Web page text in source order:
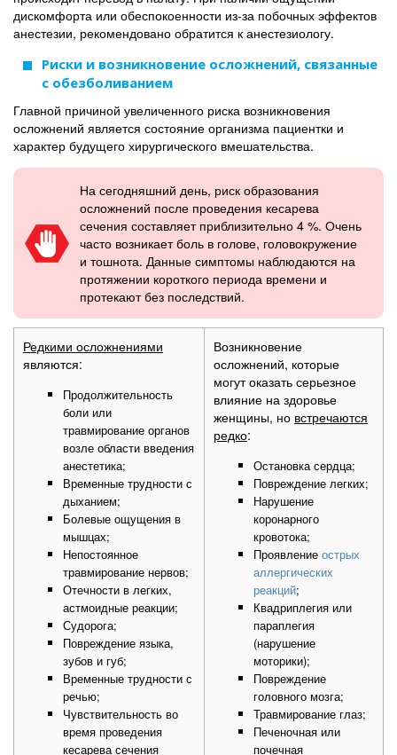
дискомфорта или обеспокоенности из-за побочных эффектов
анестезии, рекомендовано обратится к анестезиологу.
Риски и возникновение осложнений, связанные
с обезболиванием
Главной причиной увеличенного риска возникновения
осложнений является состояние организма пациентки и
характер будущего хирургического вмешательства.
На сегодняшний день, риск образования
осложнений после проведения кесарева
сечения составляет приблизительно 4 %. Очень
часто возникает боль в голове, головокружение
и тошнота. Данные симптомы наблюдаются на
протяжении короткого периода времени и
протекают без последствий.
Редкими осложнениями
являются:
Продолжительность
боли или
травмирование органов
возле области введения
анестетика;
Временные трудности с
дыханием;
Болевые ощущения в
мышцах;
Непостоянное
травмирование нервов;
Отечности в легких,
астмоидные реакции;
Судорога;
Повреждение языка,
зубов и губ;
Временные трудности с
речью;
Чувствительность во
время проведения
кесарева сечения
Возникновение
осложнений, которые
могут оказать серьезное
влияние на здоровье
женщины, но встречаются
редко:
Остановка сердца;
Повреждение легких;
Нарушение
коронарного
кровотока;
Проявление острых
аллергических
реакций;
Квадриплегия или
параплегия
(нарушение
моторики);
Повреждение
головного мозга;
Травмирование глаз;
Печеночная или
почечная